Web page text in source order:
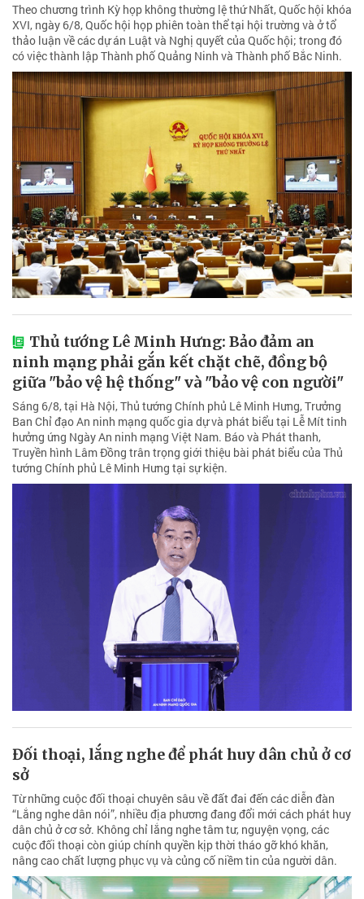
Theo chương trình Kỳ họp không thường lệ thứ Nhất, Quốc hội khóa
XVI, ngày 6/8, Quốc hội họp phiên toàn thể tại hội trường và ở tổ
thảo luận về các dự án Luật và Nghị quyết của Quốc hội; trong đó
có việc thành lập Thành phố Quảng Ninh và Thành phố Bắc Ninh.
Thủ tướng Lê Minh Hưng: Bảo đảm an
ninh mạng phải gắn kết chặt chẽ, đồng bộ
giữa "bảo vệ hệ thống" và "bảo vệ con người"
Sáng 6/8, tại Hà Nội, Thủ tướng Chính phủ Lê Minh Hưng, Trưởng
Ban Chỉ đạo An ninh mạng quốc gia dự và phát biểu tại Lễ Mít tinh
hưởng ứng Ngày An ninh mạng Việt Nam. Báo và Phát thanh,
Truyền hình Lâm Đồng trân trọng giới thiệu bài phát biểu của Thủ
tướng Chính phủ Lê Minh Hưng tại sự kiện.
Đối thoại, lắng nghe để phát huy dân chủ ở cơ
sở
Từ những cuộc đối thoại chuyên sâu về đất đai đến các diễn đàn
“Lắng nghe dân nói”, nhiều địa phương đang đổi mới cách phát huy
dân chủ ở cơ sở. Không chỉ lắng nghe tâm tư, nguyện vọng, các
cuộc đối thoại còn giúp chính quyền kịp thời tháo gỡ khó khăn,
nâng cao chất lượng phục vụ và củng cố niềm tin của người dân.